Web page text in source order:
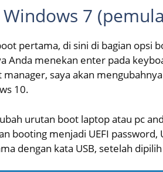
7
pertama, di sini di bagian opsi
Anda menekan enter pada
saya akan
10.
urutan boot laptop atau pc
booting menjadi UEFI password,
dengan kata USB, setelah